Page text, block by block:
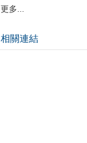
更多...
相關連結